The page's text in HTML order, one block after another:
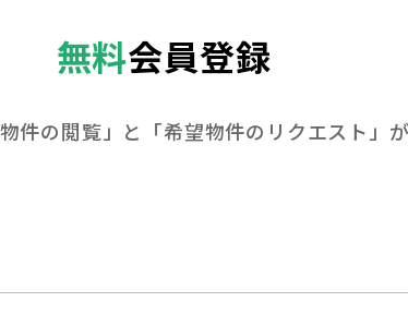
無料会員登録
件の閲覧」と 「希望物件のリクエスト」